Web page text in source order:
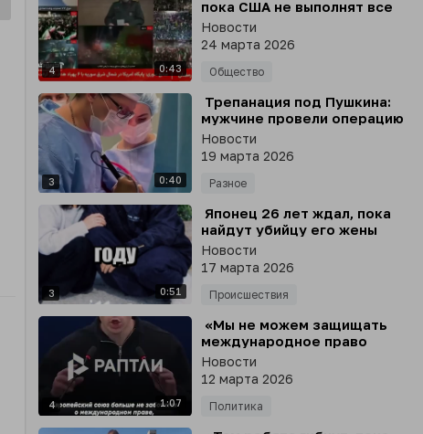
4 0:43
пока США не выполнят все
условия Ирана
Новости
24 марта 2026
Общество
3 0:40
⁣ Трепанация под Пушкина:
мужчине провели операцию
на мозге, пока он читал
«Онегина»
Новости
19 марта 2026
Разное
3 0:51
⁣ Японец 26 лет ждал, пока
найдут убийцу его жены
Новости
17 марта 2026
Происшествия
4 1:07
⁣ «Мы не можем защищать
международное право
только тогда, когда это
выгодно нам»
Новости
12 марта 2026
Политика